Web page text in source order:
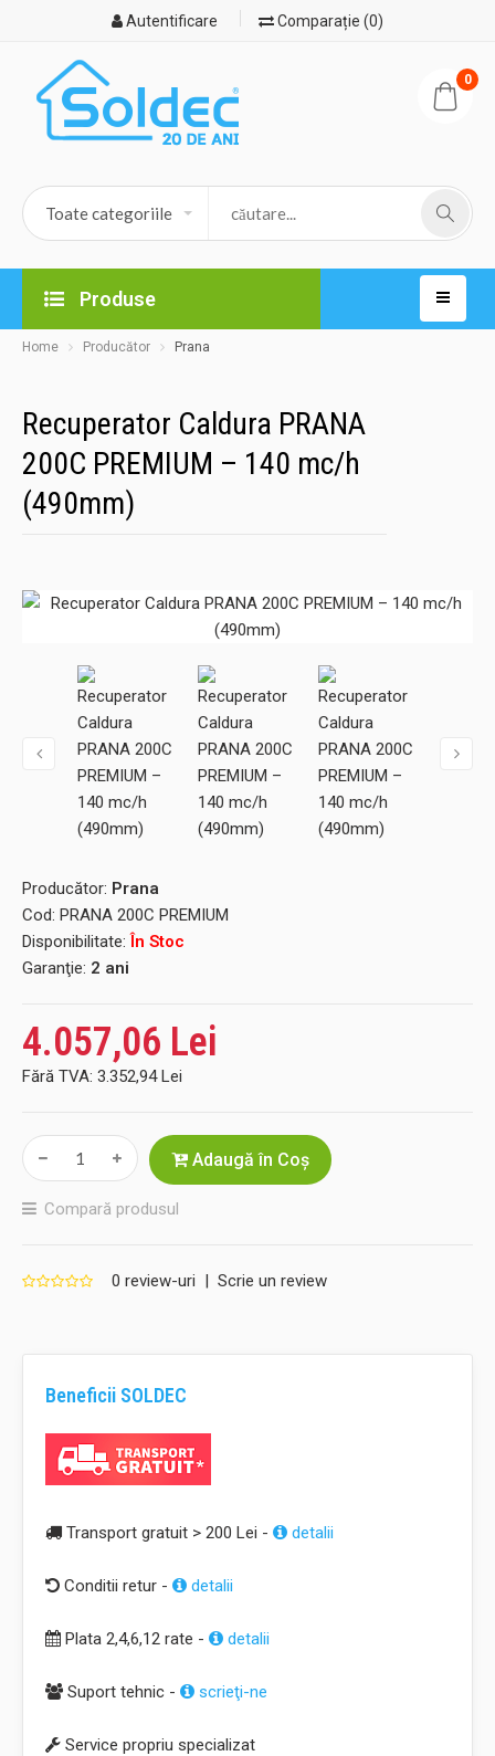
Autentificare Comparație (0)
0
Produse
Home Producător Prana
Recuperator Caldura PRANA
200C PREMIUM – 140 mc/h
(490mm)
Producător: Prana
Cod: PRANA 200C PREMIUM
Disponibilitate: În Stoc
Garanţie: 2 ani
4.057,06 Lei
Fără TVA: 3.352,94 Lei
Adaugă în Coş
Compară produsul
0 review-uri | Scrie un review
Beneficii SOLDEC
Transport gratuit > 200 Lei - detalii
Conditii retur - detalii
Plata 2,4,6,12 rate - detalii
Suport tehnic - scrieţi-ne
Service propriu specializat